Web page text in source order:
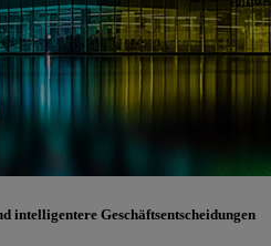
intelligentere Geschäftsentscheidungen